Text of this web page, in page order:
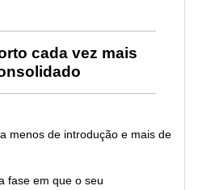
cada vez mais
menos de introdução e mais de
fase em que o seu